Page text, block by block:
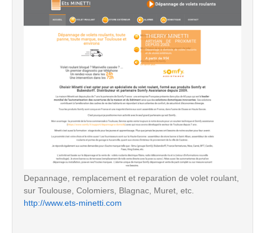
Depannage, remplacement et reparation de volet roulant,
sur Toulouse, Colomiers, Blagnac, Muret, etc.
http://www.ets-minetti.com